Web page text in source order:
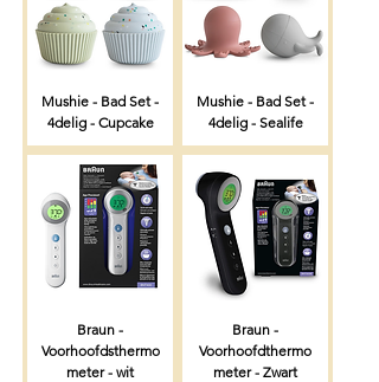
Mushie - Bad Set -
4delig - Cupcake
Mushie - Bad Set -
4delig - Sealife
Braun -
Voorhoofdsthermo
meter - wit
Braun -
Voorhoofdthermo
meter - Zwart